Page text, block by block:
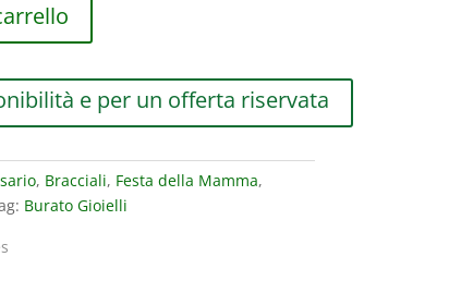
e per un offerta riservata
, Bracciali, Festa della Mamma,
Burato Gioielli